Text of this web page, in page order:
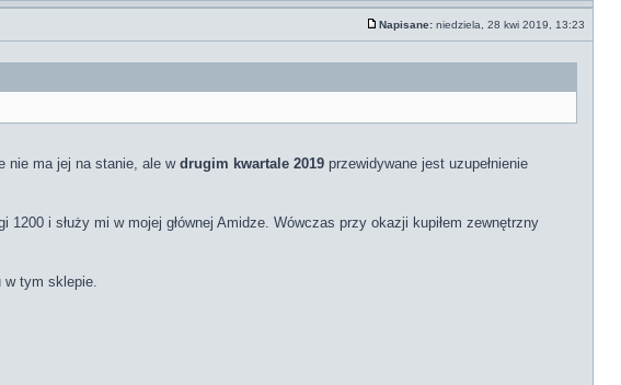
Napisane: niedziela, 28 kwi 2019, 13:23
nie ma jej na stanie, ale w drugim kwartale 2019 przewidywane jest uzupełnienie
i służy mi w mojej głównej Amidze. Wówczas przy okazji kupiłem zewnętrzny
w tym sklepie.